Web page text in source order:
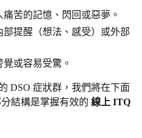
苦的記憶、閃回或惡夢。
部提醒（想法、感受）或外部
或容易受驚。
DSO 症狀群，我們將在下面
結構是掌握有效的 線上 ITQ